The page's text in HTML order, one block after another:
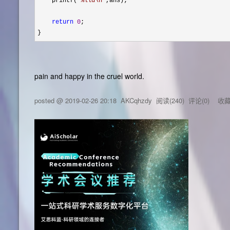
return 0;
}
pain and happy in the cruel world.
posted @2019-02-26 20:18 AKCqhzdy 阅读(240) 评论(0) 收